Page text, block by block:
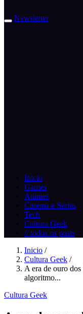
Newsletter
Inicio
Games
Animes
Cinema e Series
Tech
Cultura Geek
// todos os posts
Inicio /
Cultura Geek /
A era de ouro
algoritmo...
Cultura Geek